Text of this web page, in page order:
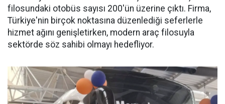
filosundaki otobüs sayısı 200'ün üzerine çıktı. Firma,
Türkiye'nin birçok noktasına düzenlediği seferlerle
hizmet ağını genişletirken, modern araç filosuyla
sektörde söz sahibi olmayı hedefliyor.